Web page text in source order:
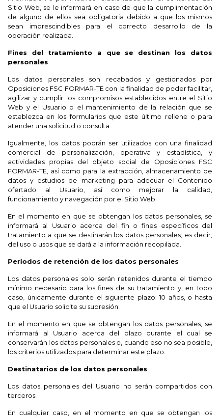
Sitio Web, se le informará en caso de que la cumplimentación
de alguno de ellos sea obligatoria debido a que los mismos
sean imprescindibles para el correcto desarrollo de la
operación realizada.
Fines del tratamiento a que se destinan los datos
personales
Los datos personales son recabados y gestionados por
Oposiciones FSC FORMAR-TE con la finalidad de poder facilitar,
agilizar y cumplir los compromisos establecidos entre el Sitio
Web y el Usuario o el mantenimiento de la relación que se
establezca en los formularios que este último rellene o para
atender una solicitud o consulta.
Igualmente, los datos podrán ser utilizados con una finalidad
comercial de personalización, operativa y estadística, y
actividades propias del objeto social de Oposiciones FSC
FORMAR-TE, así como para la extracción, almacenamiento de
datos y estudios de marketing para adecuar el Contenido
ofertado al Usuario, así como mejorar la calidad,
funcionamiento y navegación por el Sitio Web.
En el momento en que se obtengan los datos personales, se
informará al Usuario acerca del fin o fines específicos del
tratamiento a que se destinarán los datos personales; es decir,
del uso o usos que se dará a la información recopilada.
Períodos de retención de los datos personales
Los datos personales solo serán retenidos durante el tiempo
mínimo necesario para los fines de su tratamiento y, en todo
caso, únicamente durante el siguiente plazo: 10 años, o hasta
que el Usuario solicite su supresión.
En el momento en que se obtengan los datos personales, se
informará al Usuario acerca del plazo durante el cual se
conservarán los datos personales o, cuando eso no sea posible,
los criterios utilizados para determinar este plazo.
Destinatarios de los datos personales
Los datos personales del Usuario no serán compartidos con
terceros.
En cualquier caso, en el momento en que se obtengan los